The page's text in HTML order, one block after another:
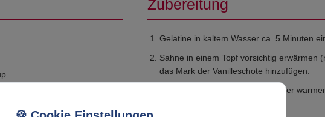
Zubereitung
Gelatine in kaltem Wasser ca. 5 Minuten
Sahne in einem Topf vorsichtig erwärmen
das Mark der Vanilleschote hinzufügen.
Gelatine gut ausdrücken und in der